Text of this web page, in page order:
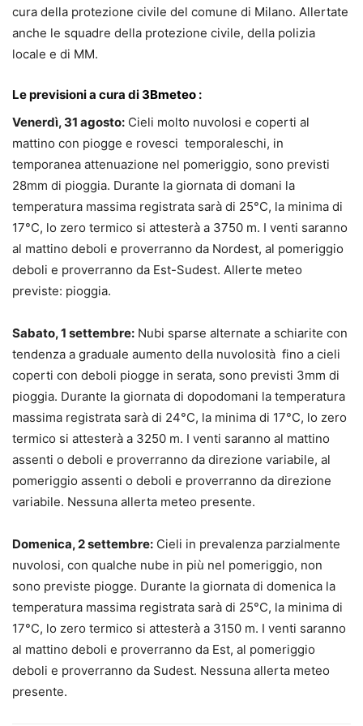
cura della protezione civile del comune di Milano. Allertate
anche le squadre della protezione civile, della polizia
locale e di MM.
Le previsioni a cura di3Bmeteo :
Venerdì, 31 agosto: Cieli molto nuvolosi e coperti al
mattino con piogge e rovesci temporaleschi, in
temporanea attenuazione nel pomeriggio, sono previsti
28mm di pioggia. Durante la giornata di domani la
temperatura massima registrata sarà di 25°C, la minima di
17°C, lo zero termico si attesterà a 3750 m. I venti saranno
al mattino deboli e proverranno da Nordest, al pomeriggio
deboli e proverranno da Est-Sudest. Allerte meteo
previste: pioggia.
Sabato, 1 settembre: Nubi sparse alternate a schiarite con
tendenza a graduale aumento della nuvolosità fino a cieli
coperti con deboli piogge in serata, sono previsti 3mm di
pioggia. Durante la giornata di dopodomani la temperatura
massima registrata sarà di 24°C, la minima di 17°C, lo zero
termico si attesterà a 3250 m. I venti saranno al mattino
assenti o deboli e proverranno da direzione variabile, al
pomeriggio assenti o deboli e proverranno da direzione
variabile. Nessuna allerta meteo presente.
Domenica, 2 settembre: Cieli in prevalenza parzialmente
nuvolosi, con qualche nube in più nel pomeriggio, non
sono previste piogge. Durante la giornata di domenica la
temperatura massima registrata sarà di 25°C, la minima di
17°C, lo zero termico si attesterà a 3150 m. I venti saranno
al mattino deboli e proverranno da Est, al pomeriggio
deboli e proverranno da Sudest. Nessuna allerta meteo
presente.